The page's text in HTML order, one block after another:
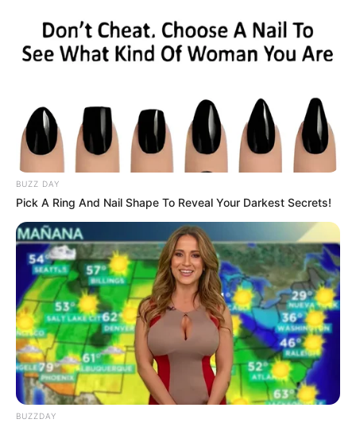
BUZZ DAY
Pick A Ring And Nail Shape To Reveal Your Darkest Secrets!
BUZZDAY